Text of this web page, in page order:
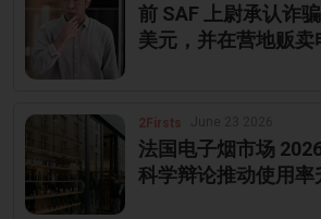
前 SAF 上尉承认诈
美元，并在营地贩卖
2Firsts
法国电子烟市场
科学辩论推动使用率